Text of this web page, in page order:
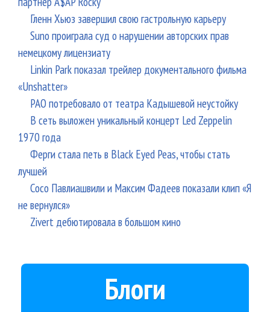
Гленн Хьюз завершил свою гастрольную карьеру
Suno проиграла суд о нарушении авторских прав
немецкому лицензиату
Linkin Park показал трейлер документального фильма
«Unshatter»
РАО потребовало от театра Кадышевой неустойку
В сеть выложен уникальный концерт Led Zeppelin
1970 года
Ферги стала петь в Black Eyed Peas, чтобы стать
лучшей
Сосо Павлиашвили и Максим Фадеев показали клип «Я
не вернулся»
Zivert дебютировала в большом кино
Блоги